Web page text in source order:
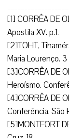
[1] CORRÊA DE
Apostila XV. p.1.
[2]TOHT,
Maria Lourenço.
[3]CORRÊA DE
Heroísmo.
[4]CORRÊA DE
Conferência. São
[5]MONTFORT